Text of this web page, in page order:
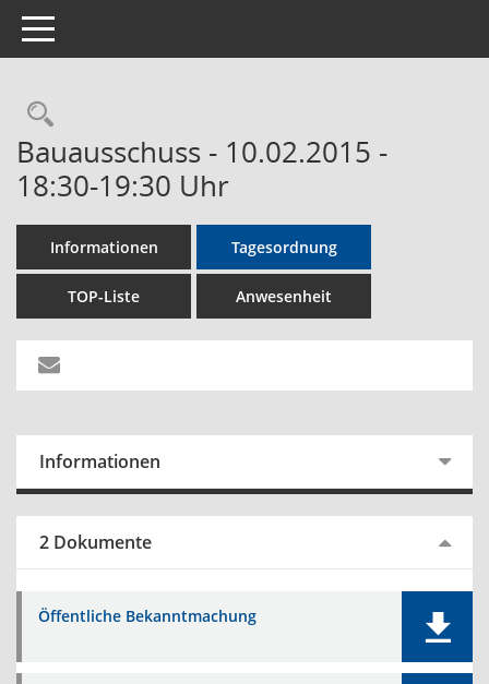
Toggle navigation
Rechercheauswahl
Bauausschuss - 10.02.2015 -
18:30-19:30 Uhr
Informationen Tagesordnung
TOP-Liste Anwesenheit
Informationen
2 Dokumente
Öffentliche Bekanntmachung